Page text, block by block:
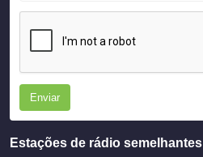
Enviar
Estações de rádio semelhantes